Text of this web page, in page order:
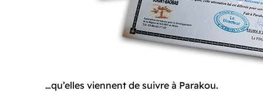
…qu’elles viennent de suivre à Parakou.